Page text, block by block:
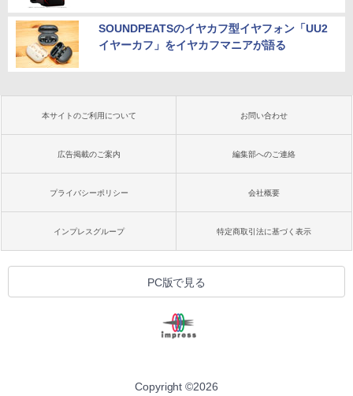
SOUNDPEATSのイヤカフ型イヤフォン「UU2
イヤーカフ」をイヤカフマニアが語る
本サイトのご利用について お問い合わせ
広告掲載のご案内 編集部へのご連絡
プライバシーポリシー 会社概要
インプレスグループ 特定商取引法に基づく表示
PC版で見る
Copyright ©2026